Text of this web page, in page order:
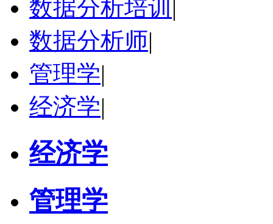
立即咨询
数据分析培训
数据分析师|
管理学|
经济学|
经济学
管理学